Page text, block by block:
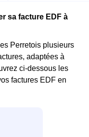
sa facture EDF à
Perretois plusieurs
adaptées à
ci-dessous les
factures EDF en